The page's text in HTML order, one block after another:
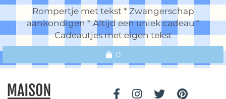
Rompertje met tekst * Zwangerschap
aankondigen * Altijd een uniek cadeau *
Cadeautjes met eigen tekst
0